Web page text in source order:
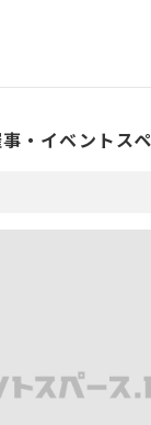
・イベントス